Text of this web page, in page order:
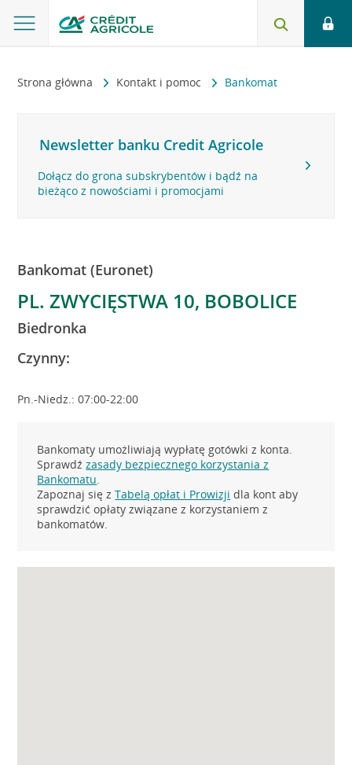
Strona główna Kontakt i pomoc Bankomat
Newsletter banku Credit Agricole
Dołącz do grona subskrybentów i bądź na
bieżąco z nowościami i promocjami
Bankomat (Euronet)
PL. ZWYCIĘSTWA 10, BOBOLICE
Biedronka
Czynny:
Pn.-Niedz.: 07:00-22:00
Bankomaty umożliwiają wypłatę gotówki z konta.
Sprawdźzasady bezpiecznego korzystania z
Bankomatu.
Zapoznaj się zTabelą opłat i Prowizji dla kont aby
sprawdzić opłaty związane z korzystaniem z
bankomatów.